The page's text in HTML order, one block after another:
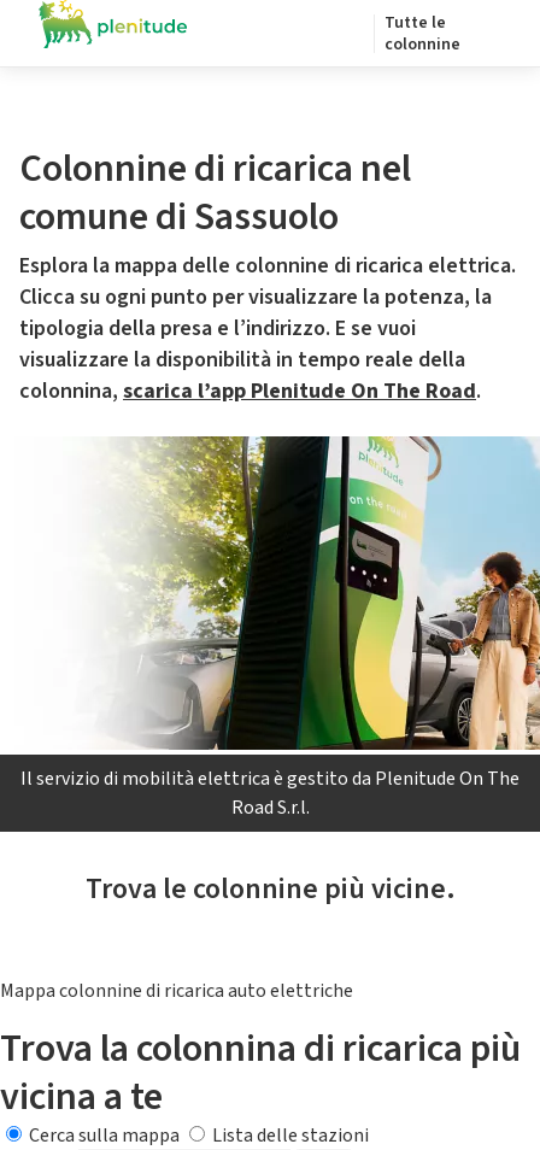
Tutte le
colonnine
Colonnine di ricarica nel
comune di Sassuolo
Esplora la mappa delle colonnine di ricarica elettrica.
Clicca su ogni punto per visualizzare la potenza, la
tipologia della presa e l’indirizzo. E se vuoi
visualizzare la disponibilità in tempo reale della
colonnina, scarica l’app Plenitude On The Road.
Il servizio di mobilità elettrica è gestito da Plenitude On The
Road S.r.l.
Trova le colonnine più vicine.
Mappa colonnine di ricarica auto elettriche
Trova la colonnina di ricarica più
vicina a te
Cerca sulla mappa
Lista delle stazioni